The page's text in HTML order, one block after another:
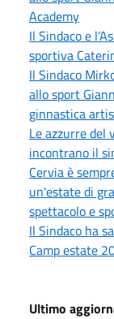
Academy
Il Sindaco e
sportiva
Il Sindaco
allo sport
ginnastica
Le azzurre del
incontrano il
Cervia è
un'estate di
spettacolo e
Il Sindaco ha
Camp estate
Ultimo